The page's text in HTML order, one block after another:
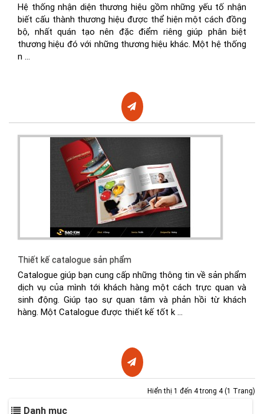
Hệ thống nhận diện thương hiệu gồm những yếu tố nhận
biết cấu thành thương hiệu được thể hiện một cách đồng
bộ, nhất quán tạo nên đặc điểm riêng giúp phân biệt
thương hiệu đó với những thương hiệu khác. Một hệ thống
n ...
Thiết kế catalogue sản phẩm
Catalogue giúp bạn cung cấp những thông tin về sản phẩm
dịch vụ của mình tới khách hàng một cách trực quan và
sinh động. Giúp tạo sự quan tâm và phản hồi từ khách
hàng. Một Catalogue được thiết kế tốt k ...
Hiển thị 1 đến 4 trong 4 (1 Trang)
Danh mục